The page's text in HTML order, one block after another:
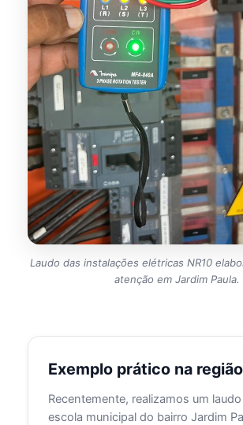
Laudo das instalações elétricas NR10
atenção em Jardim Paula.
Exemplo prático na região
Recentemente, realizamos um laudo
escola municipal do bairro Jardim